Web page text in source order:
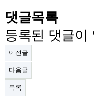
댓글목록
등록된 댓글이
이전글
다음글
목록